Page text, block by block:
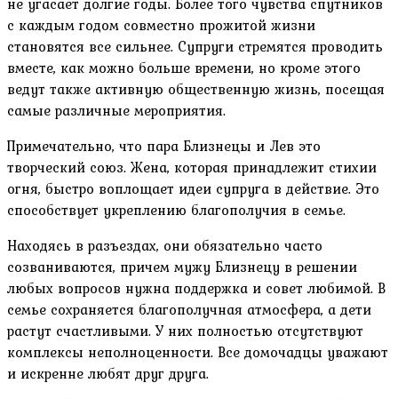
с каждым годом совместно прожитой жизни
становятся все сильнее. Супруги стремятся проводить
вместе, как можно больше времени, но кроме этого
ведут также активную общественную жизнь, посещая
самые различные мероприятия.
Примечательно, что пара Близнецы и Лев это
творческий союз. Жена, которая принадлежит стихии
огня, быстро воплощает идеи супруга в действие. Это
способствует укреплению благополучия в семье.
Находясь в разъездах, они обязательно часто
созваниваются, причем мужу Близнецу в решении
любых вопросов нужна поддержка и совет любимой. В
семье сохраняется благополучная атмосфера, а дети
растут счастливыми. У них полностью отсутствуют
комплексы неполноценности. Все домочадцы уважают
и искренне любят друг друга.